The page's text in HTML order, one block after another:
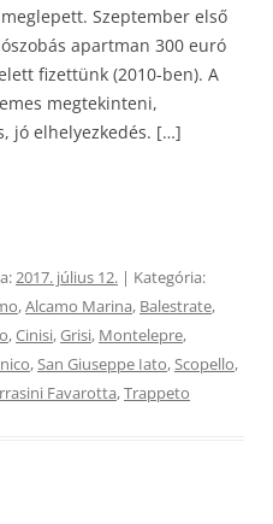
Szeptember első
apartman 300 euró
fizettünk (2010-ben). A
megtekinteni,
jó elhelyezkedés. […]
2017. július 12. | Kategória:
,Alcamo Marina, Balestrate,
,Cinisi,Grisi, Montelepre,
,San Giuseppe Iato,Scopello,
Favarotta,Trappeto